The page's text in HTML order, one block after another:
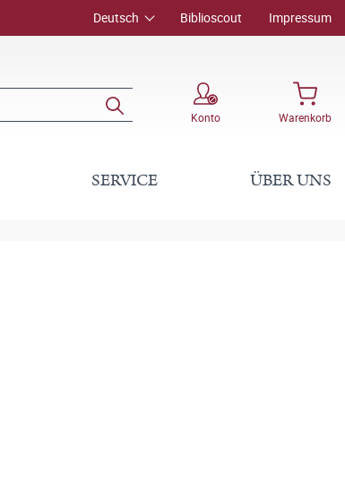
Deutsch Biblioscout Impressum
Konto Warenkorb
SERVICE ÜBER UNS